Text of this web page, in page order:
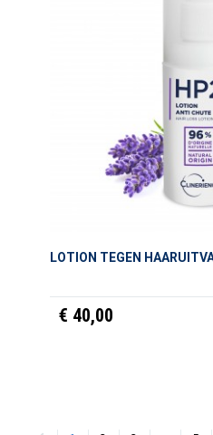
LOTION TEGEN
€ 40,00